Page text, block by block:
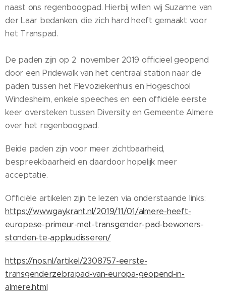
naast ons regenboogpad. Hierbij willen wij Suzanne van
der Laar bedanken, die zich hard heeft gemaakt voor
het Transpad.
De paden zijn op 2 november 2019 officieel geopend
door een Pridewalk van het centraal station naar de
paden tussen het Flevoziekenhuis en Hogeschool
Windesheim, enkele speeches en een officiële eerste
keer oversteken tussen Diversity en Gemeente Almere
over het regenboogpad.
Beide paden zijn voor meer zichtbaarheid,
bespreekbaarheid en daardoor hopelijk meer
acceptatie.
Officiële artikelen zijn te lezen via onderstaande links:
https://www.gaykrant.nl/2019/11/01/almere-heeft-
europese-primeur-met-transgender-pad-bewoners-
stonden-te-applaudisseren/
https://nos.nl/artikel/2308757-eerste-
transgenderzebrapad-van-europa-geopend-in-
almere.html